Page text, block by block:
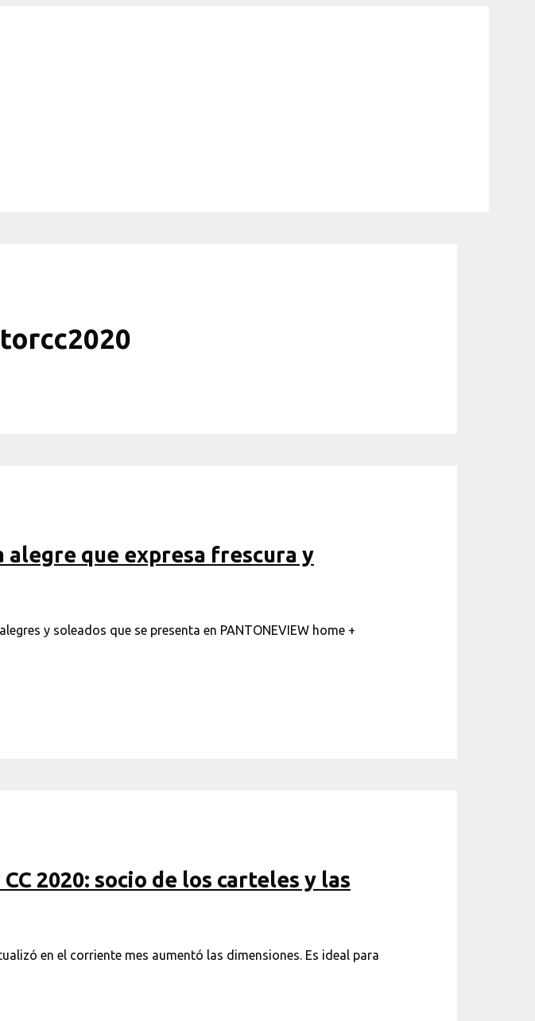
que expresa frescura y
y soleados que se presenta en PANTONEVIEW home +
2020: socio de los carteles y las
en el corriente mes aumentó las dimensiones. Es ideal para